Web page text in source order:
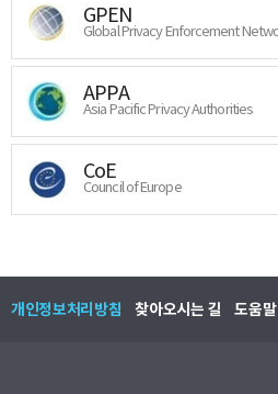
GPEN
Global Privacy Enforcement
APPA
Asia Pacific Privacy Authorities
CoE
Council of Europe
개인정보처리방침 찾아오시는 길 도움말